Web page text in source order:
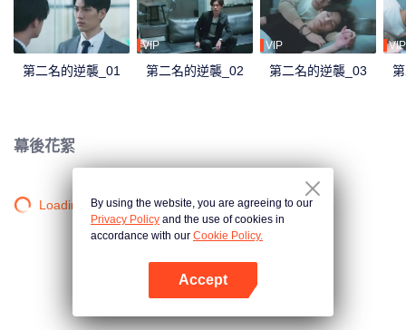
山只認白雲儔！沒想到五年之後狹路相逢，高仕德是自家收購的科技公司代
表。被某個沒良心混蛋惡意遺棄的萬年老二決定逆襲，他或許學業贏不了他，
但工作上，他會讓他知道什麼叫做收購方的驕傲！
第二名的逆襲_01
VIP
第二名的逆襲_02
VIP
第二名的逆襲_03
VIP
幕後花絮
Loading…By using the website, you are agreeing to our
Privacy Policy and the use of cookies in
accordance with our Cookie Policy.
Accept